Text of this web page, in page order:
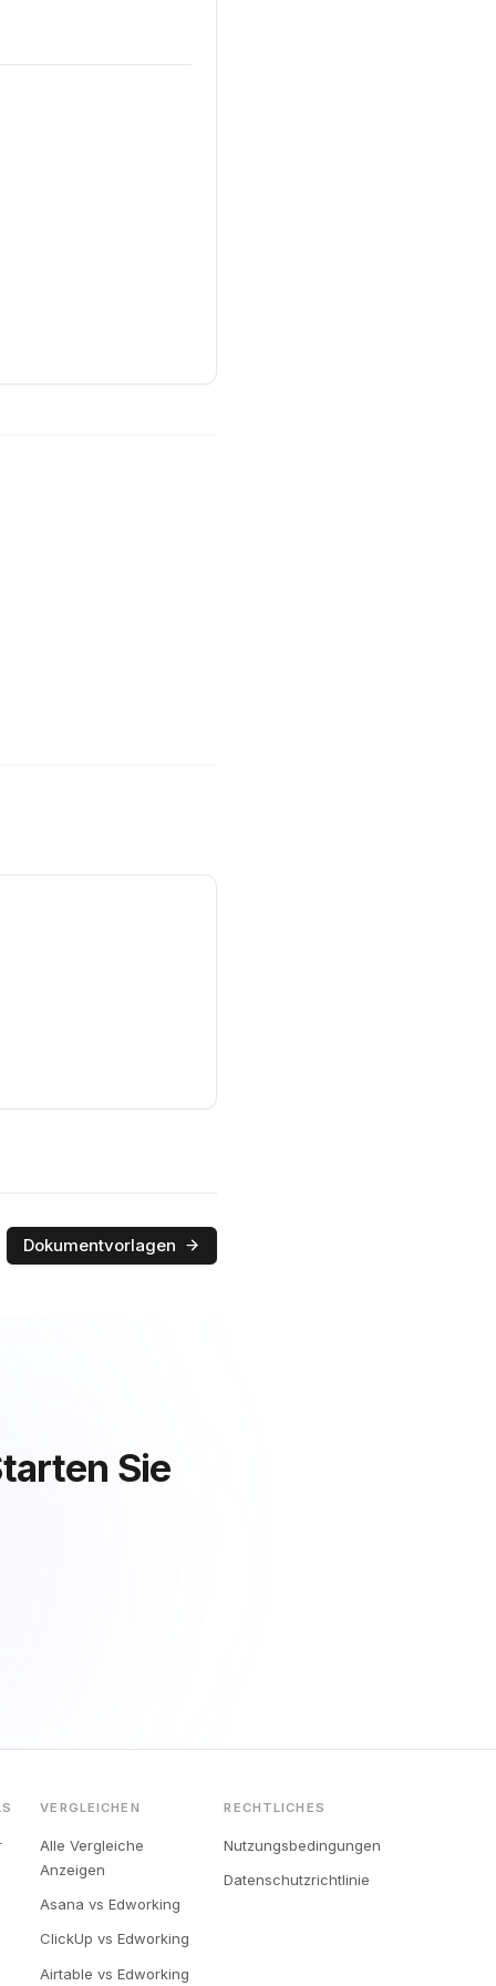
Dokumentvorlagen
Sie
VERGLEICHEN
Alle Vergleiche
Anzeigen
Asana vs Edworking
ClickUp vs Edworking
Airtable vs Edworking
RECHTLICHES
Nutzungsbedingungen
Datenschutzrichtlinie